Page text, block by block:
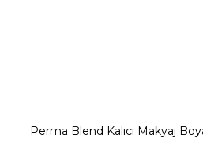
Perma Blend Kalıcı Makyaj